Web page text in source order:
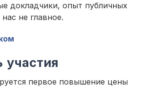
докладчики, опыт публичных
не главное.
участия
первое повышение цены